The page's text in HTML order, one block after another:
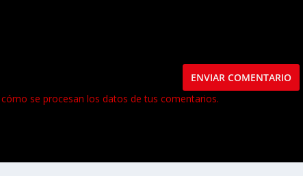
se procesan los datos de tus comentarios.